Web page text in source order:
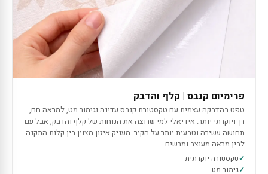
פרימיום קנבס | קלף והדבק
טפט בהדבקה עצמית עם טקסטורת קנבס עדינה וגימור מט, למראה חם,
רך ויוקרתי יותר. אידיאלי למי שרוצה את הנוחות של קלף והדבק, אבל עם
תחושה עשירה וטבעית יותר על הקיר. מעניק איזון מצוין בין קלות התקנה
לבין מראה מעוצב ומרשים.
טקסטורה יוקרתית
גימור מט